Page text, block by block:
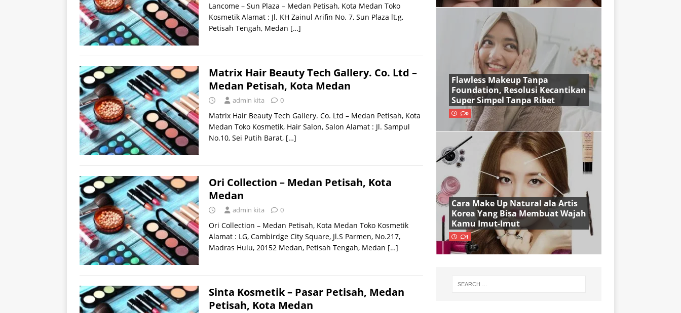
Lancome – Sun Plaza – Medan Petisah, Kota Medan Toko
Kosmetik Alamat : Jl. KH Zainul Arifin No. 7, Sun Plaza lt.g,
Petisah Tengah, Medan […]
Matrix Hair Beauty Tech Gallery. Co. Ltd –
Medan Petisah, Kota Medan
admin kita 0
Matrix Hair Beauty Tech Gallery. Co. Ltd – Medan Petisah, Kota
Medan Toko Kosmetik, Hair Salon, Salon Alamat : Jl. Sampul
No.10, Sei Putih Barat, […]
Ori Collection – Medan Petisah, Kota
Medan
admin kita 0
Ori Collection – Medan Petisah, Kota Medan Toko Kosmetik
Alamat : LG, Cambirdge City Square, Jl.S Parmen, No.217,
Madras Hulu, 20152 Medan, Petisah Tengah, Medan […]
Sinta Kosmetik – Pasar Petisah, Medan
Petisah, Kota Medan
Flawless Makeup Tanpa
Foundation, Resolusi Kecantikan
Super Simpel Tanpa Ribet
0
Cara Make Up Natural ala Artis
Korea Yang Bisa Membuat Wajah
Kamu Imut-Imut
1